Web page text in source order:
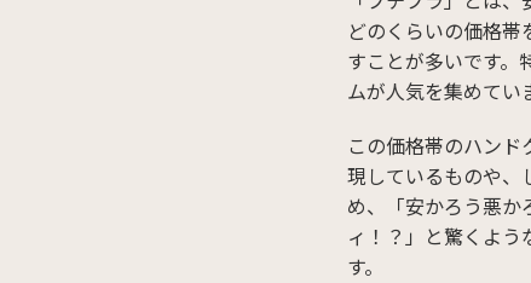
どのくらいの価格
すことが多いです。
ムが人気を集めてい
この価格帯のハン
現しているものや、
め、「安かろう悪か
ィ！？」と驚くよ
す。